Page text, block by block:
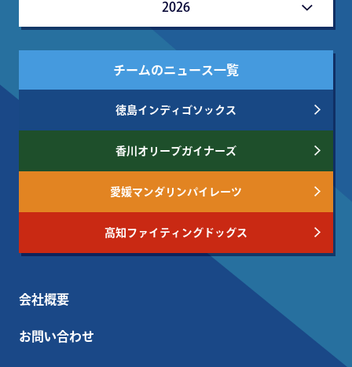
2026
チームのニュース一覧
徳島インディゴソックス
香川オリーブガイナーズ
愛媛マンダリンパイレーツ
高知ファイティングドッグス
会社概要
お問い合わせ